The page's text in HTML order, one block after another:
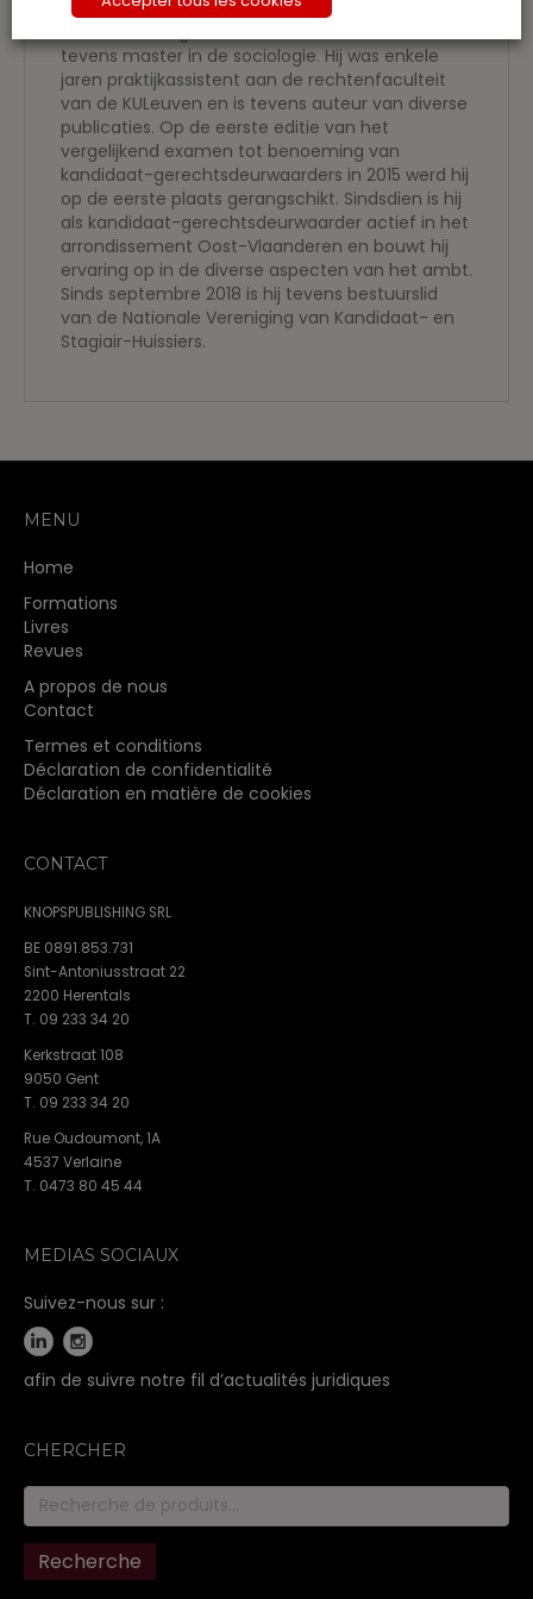
BAS FEYS(°1985) studeerde met grote
tevens master in de sociologie. Hij was enkele
jaren praktijkassistent aan de rechtenfaculteit
van de KULeuven en is tevens auteur van diverse
publicaties. Op de eerste editie van het
vergelijkend examen tot benoeming van
kandidaat-gerechtsdeurwaarders in 2015 werd hij
op de eerste plaats gerangschikt. Sindsdien is hij
als kandidaat-gerechtsdeurwaarder actief in het
arrondissement Oost-Vlaanderen en bouwt hij
ervaring op in de diverse aspecten van het ambt.
Sinds septembre 2018 is hij tevens bestuurslid
van de Nationale Vereniging van Kandidaat- en
Stagiair-Huissiers.
MENU
Home
Formations
Livres
Revues
A propos de nous
Contact
Termes et conditions
Déclaration de confidentialité
Déclaration en matière de cookies
CONTACT
KNOPSPUBLISHING SRL
BE 0891.853.731
Sint-Antoniusstraat 22
2200 Herentals
T. 09 233 34 20
Kerkstraat 108
9050 Gent
T. 09 233 34 20
Rue Oudoumont, 1A
4537 Verlaine
T. 0473 80 45 44
MEDIAS SOCIAUX
Suivez-nous sur :
afin de suivre notre fil d’actualités juridiques
CHERCHER
Recherche
pour :
Recherche